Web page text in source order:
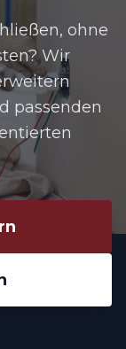
ohne
Wir
passenden